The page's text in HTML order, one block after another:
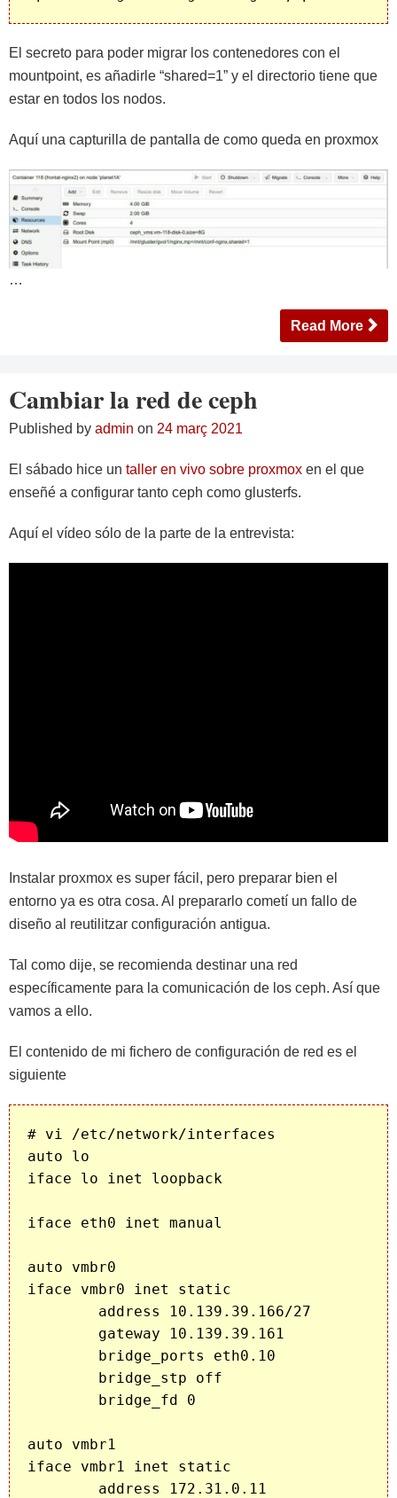
El secreto para poder migrar los contenedores con el
mountpoint, es añadirle “shared=1” y el directorio tiene que
estar en todos los nodos.
Aquí una capturilla de pantalla de como queda en proxmox
…
Read More
Cambiar la red de ceph
Published by admin on 24 març 2021
El sábado hice un taller en vivo sobre proxmox en el que
enseñé a configurar tanto ceph como glusterfs.
Aquí el vídeo sólo de la parte de la entrevista:
Instalar proxmox es super fácil, pero preparar bien el
entorno ya es otra cosa. Al prepararlo cometí un fallo de
diseño al reutilitzar configuración antigua.
Tal como dije, se recomienda destinar una red
específicamente para la comunicación de los ceph. Así que
vamos a ello.
El contenido de mi fichero de configuración de red es el
siguiente
# vi /etc/network/interfaces
auto lo
iface lo inet loopback
iface eth0 inet manual
auto vmbr0
iface vmbr0 inet static
        address 10.139.39.166/27
        gateway 10.139.39.161
        bridge_ports eth0.10
        bridge_stp off
        bridge_fd 0
auto vmbr1
iface vmbr1 inet static
        address 172.31.0.11